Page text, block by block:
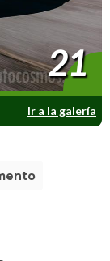
Ir a la galería
21